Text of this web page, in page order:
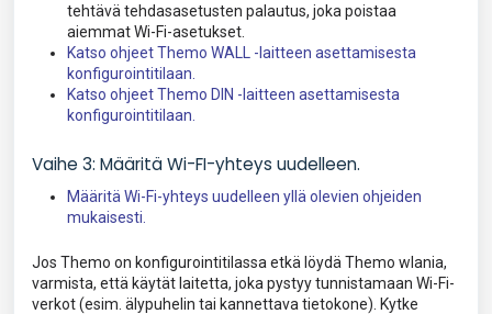
tehtävä tehdasasetusten palautus, joka poistaa
aiemmat Wi-Fi-asetukset.
Katso ohjeet Themo WALL -laitteen asettamisesta
konfigurointitilaan.
Katso ohjeet Themo DIN -laitteen asettamisesta
konfigurointitilaan.
Vaihe 3: Määritä Wi-FI-yhteys uudelleen.
Määritä Wi-Fi-yhteys uudelleen yllä olevien ohjeiden
mukaisesti.
Jos Themo on konfigurointitilassa etkä löydä Themo wlania,
varmista, että käytät laitetta, joka pystyy tunnistamaan Wi-Fi-
verkot (esim. älypuhelin tai kannettava tietokone). Kytke